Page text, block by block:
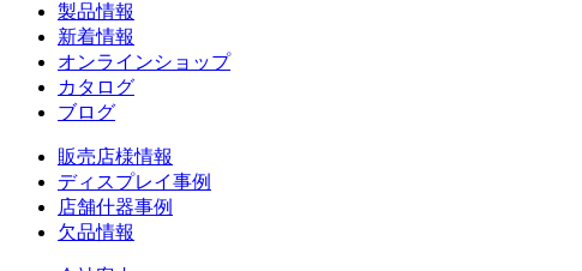
製品情報
新着情報
オンラインショップ
カタログ
ブログ
販売店様情報
ディスプレイ事例
店舗什器事例
欠品情報